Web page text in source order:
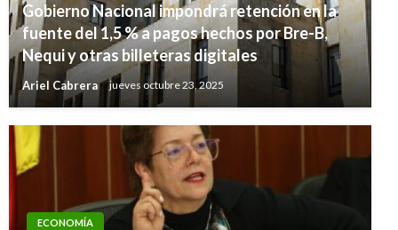
Gobierno Nacional impondrá retención en la
fuente del 1,5 % a pagos hechos por Bre-B,
Nequi y otras billeteras digitales
Ariel Cabrera jueves octubre 23, 2025
ECONOMÍA